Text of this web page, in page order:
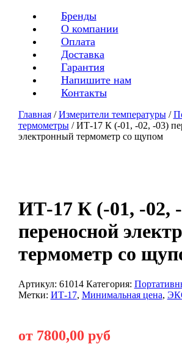
Бренды
О компании
Оплата
Доставка
Гарантия
Напишите нам
Контакты
Главная/Измерители температуры/
термометры/ ИТ-17 К (-01, -02, -03)
электронный термометр со щупом
ИТ-17 К (-01, -02,
переносной
термометр со
Артикул: 61014 Категория:
Метки: ИТ-17, Минимальная цена,
от 7800,00 руб